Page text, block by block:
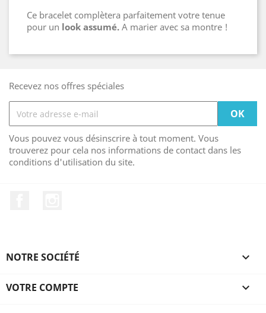
Ce bracelet complètera parfaitement votre tenue
pour un look assumé. A marier avec sa montre !
Recevez nos offres spéciales
Vous pouvez vous désinscrire à tout moment. Vous
trouverez pour cela nos informations de contact dans les
conditions d'utilisation du site.
NOTRE SOCIÉTÉ 
VOTRE COMPTE 